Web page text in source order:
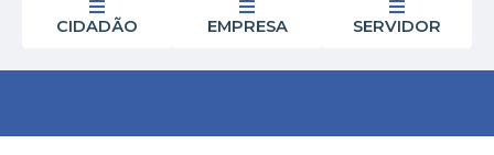
CIDADÃO EMPRESA SERVIDOR